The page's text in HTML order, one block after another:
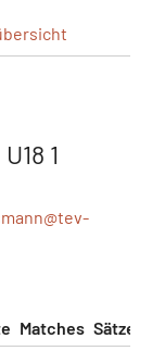
1
tev-
Matches Sätze